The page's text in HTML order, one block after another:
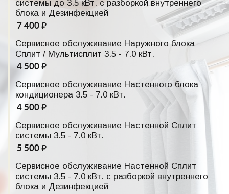
системы до 3.5 кВт. с разборкой внутреннего
блока и Дезинфекцией
7 400 ₽
Сервисное обслуживание Наружного блока
Сплит / Мультисплит 3.5 - 7.0 кВт.
4 500 ₽
Сервисное обслуживание Настенного блока
кондиционера 3.5 - 7.0 кВт.
4 500 ₽
Сервисное обслуживание Настенной Сплит
системы 3.5 - 7.0 кВт.
5 500 ₽
Сервисное обслуживание Настенной Сплит
системы 3.5 - 7.0 кВт. с разборкой внутреннего
блока и Дезинфекцией